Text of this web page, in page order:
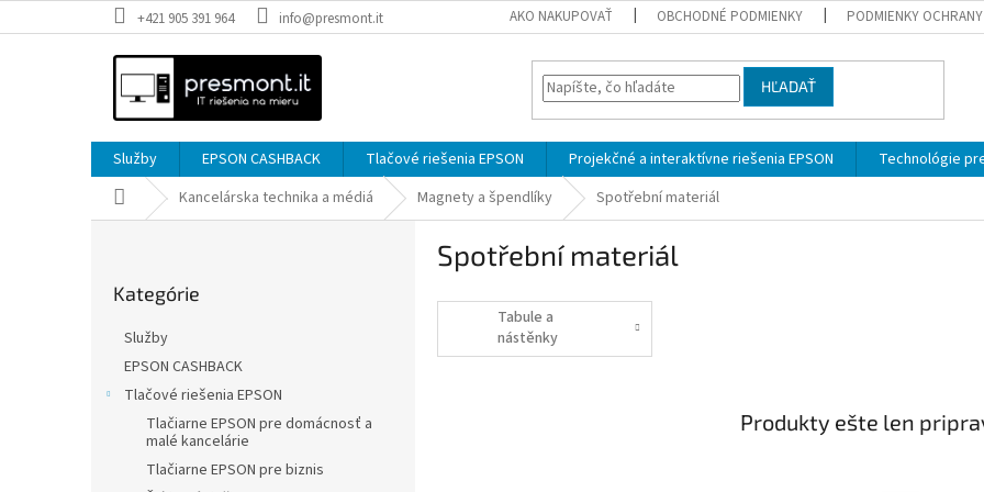
na
+421 905 391 964 info@presmont.it AKO NAKUPOVAŤ OBCHODNÉ PODMIENKY PODMIENKY OCHRANY
HĽADAŤ
Služby EPSON CASHBACK Tlačové riešenia EPSON Projekčné a interaktívne riešenia EPSON Technológie
DomovKancelárska technika a médiá Magnety a špendlíky Spotřební materiál
kategórie
Kategórie
Služby
EPSON CASHBACK
Tlačové riešenia EPSON
Tlačiarne EPSON pre domácnosť a
malé kancelárie
Tlačiarne EPSON pre biznis
Spotřební materiál
Tabule a
nástěnky
Produkty ešte len